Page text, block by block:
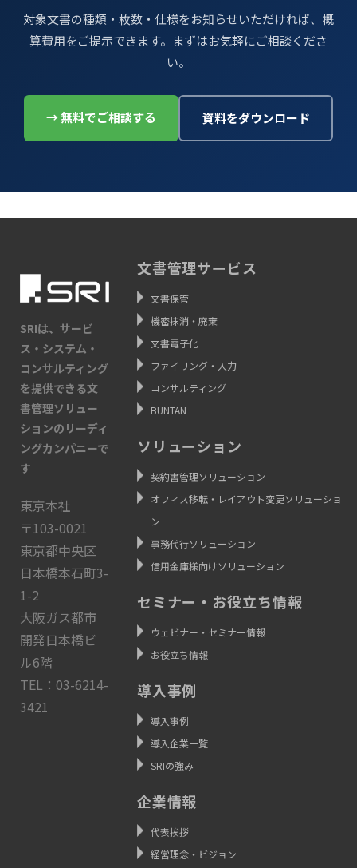
対象文書の種類・枚数・仕様をお知らせいただければ、概
算費用をご提示できます。まずはお気軽にご相談くださ
い。
→ 無料でご相談する 資料をダウンロード
SRIは、サービ
ス・システム・
コンサルティング
を提供できる文
書管理ソリュー
ションのリーディ
ングカンパニーで
す
東京本社
〒103-0021
東京都中央区
日本橋本石町3-
1-2
大阪ガス都市
開発日本橋ビ
ル6階
TEL：03-6214-
3421
文書管理サービス
文書保管
機密抹消・廃棄
文書電子化
ファイリング・入力
コンサルティング
BUNTAN
ソリューション
契約書管理ソリューション
オフィス移転・レイアウト変更ソリューショ
ン
事務代行ソリューション
信用金庫様向けソリューション
セミナー・お役立ち情報
ウェビナー・セミナー情報
お役立ち情報
導入事例
導入事例
導入企業一覧
SRIの強み
企業情報
代表挨拶
経営理念・ビジョン